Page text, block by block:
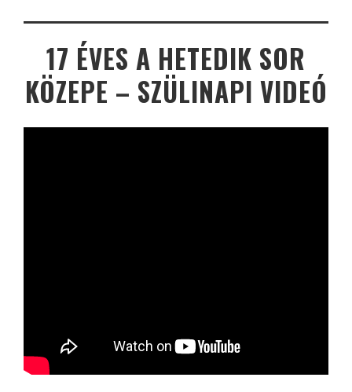
17 ÉVES A HETEDIK SOR
KÖZEPE – SZÜLINAPI VIDEÓ